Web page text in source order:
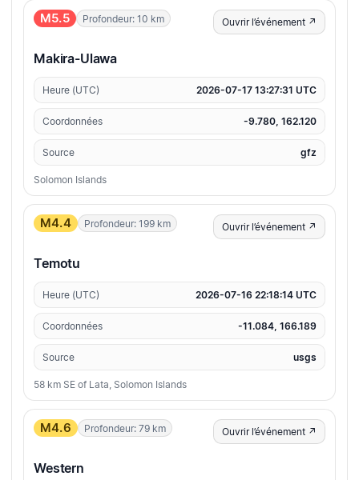
M5.5 Profondeur: 10 km Ouvrir l’événement ↗
Makira-Ulawa
Heure (UTC) 2026-07-17 13:27:31 UTC
Coordonnées -9.780, 162.120
Source gfz
Solomon Islands
M4.4 Profondeur: 199 km Ouvrir l’événement ↗
Temotu
Heure (UTC) 2026-07-16 22:18:14 UTC
Coordonnées -11.084, 166.189
Source usgs
58 km SE of Lata, Solomon Islands
M4.6 Profondeur: 79 km Ouvrir l’événement ↗
Western